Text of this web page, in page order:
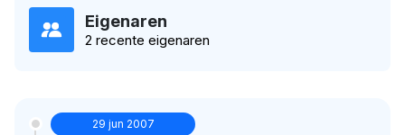
Eigenaren
2 recente eigenaren
29 jun 2007